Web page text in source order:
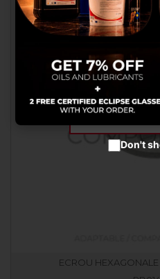
ECROU
celles-ci avec
que vous leurs
qu’ils ont
Configurer
Accepter
Don't